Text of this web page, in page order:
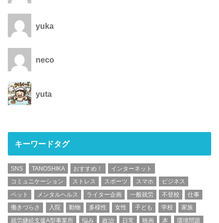
yuka
neco
yuta
キーワードタグ
SNS TANOSHIKA おすすめ！
インターネット
コミュニケーション
ストレス スポーツ スマホ
ビジネス
ペット
メンタルヘルス ライター企画 一般就労 不登校
仕事
働きづらさ
入院 動物 多様性 女性 子ども 学校
家族
就労継続支援A型事業所
悩み 政治 日常 映画 本 環境問題